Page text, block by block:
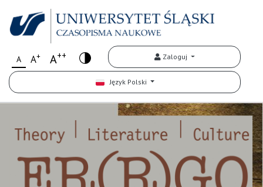
A A+ A++ Zaloguj
Język Polski